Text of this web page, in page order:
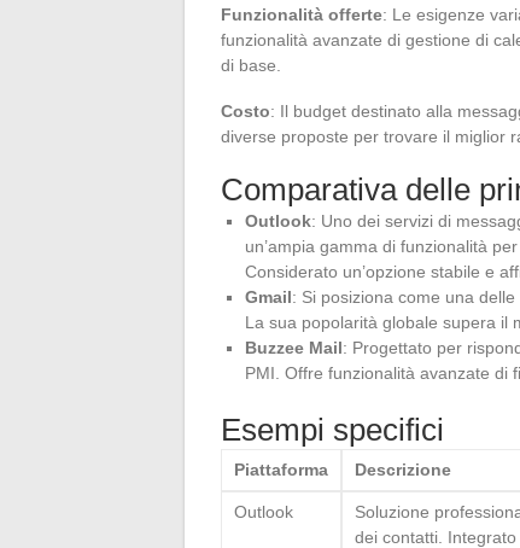
Funzionalità offerte: Le esigenze
funzionalità avanzate di gestione di
di base.
Costo: Il budget destinato alla
diverse proposte per trovare il miglior
Comparativa delle
Outlook: Uno dei servizi di
un’ampia gamma di funzionalità
Considerato un’opzione stabile e
Gmail: Si posiziona come una
La sua popolarità globale supera il
Buzzee Mail: Progettato per
PMI. Offre funzionalità avanzate di
Esempi specifici
Piattaforma Descrizione
Outlook
Soluzione
dei contatti. Integrato